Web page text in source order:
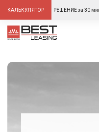
КАЛЬКУЛЯТОР РЕШЕНИЕ за 30